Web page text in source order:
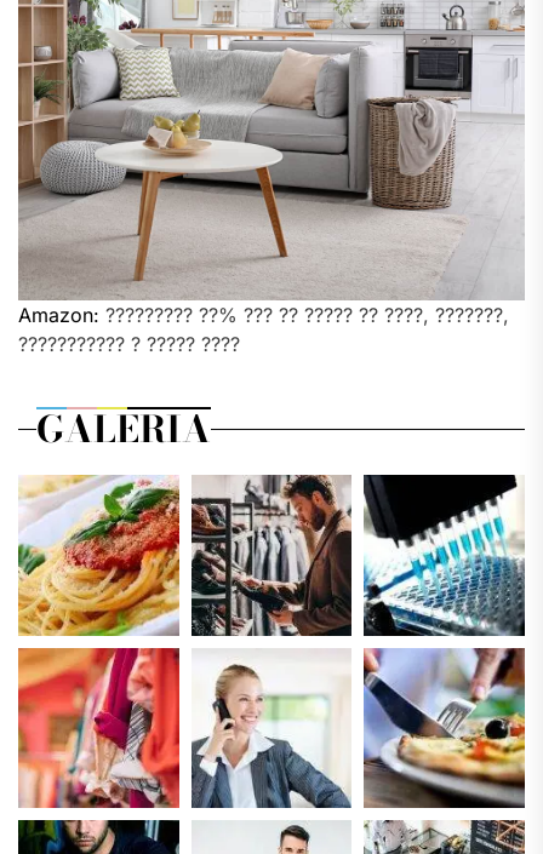
Amazon: ????????? ??% ??? ?? ????? ?? ????, ???????,
??????????? ? ????? ????
GALERIA